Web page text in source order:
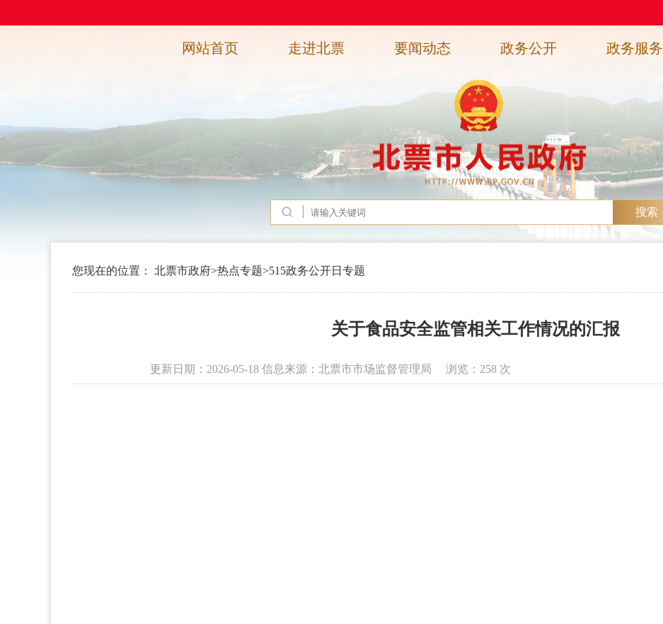
网站首页 走进北票 要闻动态 政务公开 政务服务
搜索
您现在的位置： 北票市政府>热点专题>515政务公开日专题
关于食品安全监管相关工作情况的汇报
更新日期：2026-05-18 信息来源：北票市市场监督管理局 浏览： 258 次